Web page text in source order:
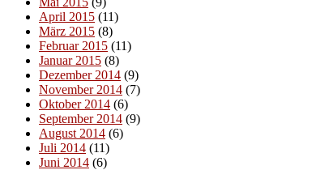
April 2015 (11)
März 2015 (8)
Februar 2015 (11)
Januar 2015 (8)
Dezember 2014 (9)
November 2014 (7)
Oktober 2014 (6)
September 2014 (9)
August 2014 (6)
Juli 2014 (11)
Juni 2014 (6)